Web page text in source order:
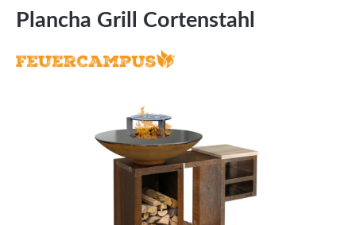
Plancha Grill Cortenstahl
Bildergalerie überspringen